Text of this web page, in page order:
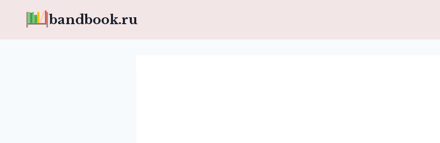
bandbook.ru